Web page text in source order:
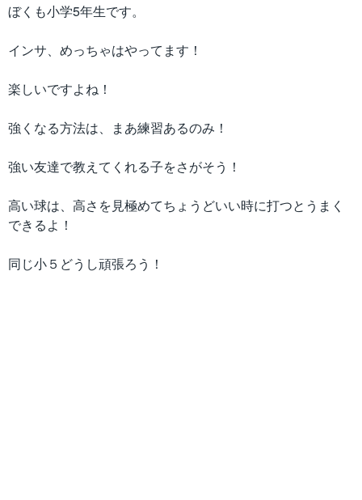
ぼくも小学5年生です。
インサ、めっちゃはやってます！
楽しいですよね！
強くなる方法は、まあ練習あるのみ！
強い友達で教えてくれる子をさがそう！
高い球は、高さを見極めてちょうどいい時に打つとうまく
できるよ！
同じ小５どうし頑張ろう！